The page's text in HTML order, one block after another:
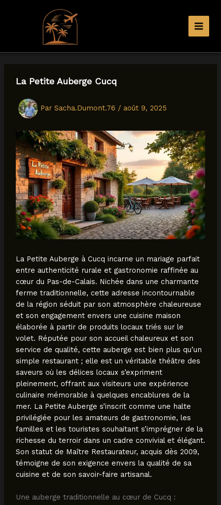
Aller
contenuLa Petite Auberge Cucq
Par Sacha.Dumont.76 / août 9, 2025
La Petite Auberge à Cucq incarne un mariage parfait
entre authenticité rurale et gastronomie raffinée au
cœur du Pas-de-Calais. Nichée dans une charmante
ferme traditionnelle, cette adresse incontournable
de la région séduit par son atmosphère chaleureuse
et son engagement envers une cuisine maison
élaborée à partir de produits locaux triés sur le
volet. Réputée pour son accueil chaleureux et son
service de qualité, cette auberge est bien plus qu’un
simple restaurant ; elle est un véritable théâtre des
saveurs où les délices locaux s’expriment
pleinement, offrant aux visiteurs une expérience
culinaire mémorable à quelques encablures de la
mer. La Petite Auberge s’inscrit comme une halte
privilégiée pour les amateurs de gastronomie, les
familles et les touristes souhaitant s’imprégner de la
richesse du terroir dans un cadre convivial et élégant.
Son statut de Maître Restaurateur, acquis dès 2009,
témoigne de son exigence envers la qualité de sa
cuisine et de son savoir-faire artisanal.
Une auberge traditionnelle au cœur de Cucq :